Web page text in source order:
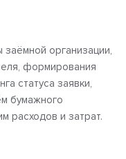
организации,
формирования
статуса заявки,
бумажного
расходов и затрат.